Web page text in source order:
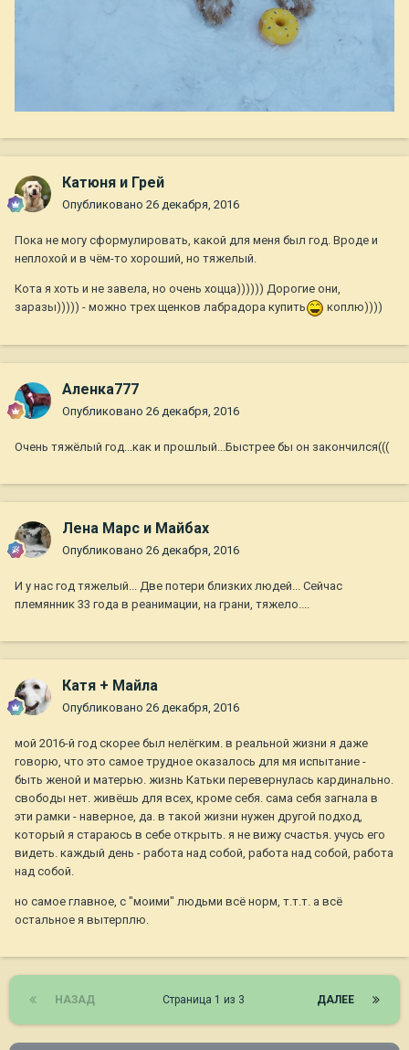
Катюня и Грей
Опубликовано 26 декабря, 2016
Пока не могу сформулировать, какой для меня был год. Вроде и
неплохой и в чём-то хороший, но тяжелый.
Кота я хоть и не завела, но очень хоцца)))))) Дорогие они,
заразы))))) - можно трех щенков лабрадора купить
коплю))))
Аленка777
Опубликовано 26 декабря, 2016
Очень тяжёлый год...как и прошлый...Быстрее бы он закончился(((
Лена Марс и Майбах
Опубликовано 26 декабря, 2016
И у нас год тяжелый... Две потери близких людей... Сейчас
племянник 33 года в реанимации, на грани, тяжело....
Катя + Майла
Опубликовано 26 декабря, 2016
мой 2016-й год скорее был нелёгким. в реальной жизни я даже
говорю, что это самое трудное оказалось для мя испытание -
быть женой и матерью. жизнь Катьки перевернулась кардинально.
свободы нет. живёшь для всех, кроме себя. сама себя загнала в
эти рамки - наверное, да. в такой жизни нужен другой подход,
который я стараюсь в себе открыть. я не вижу счастья. учусь его
видеть. каждый день - работа над собой, работа над собой, работа
над собой.
но самое главное, с "моими" людьми всё норм, т.т.т. а всё
остальное я вытерплю.
НАЗАД ДАЛЕЕ
Страница 1 из 3